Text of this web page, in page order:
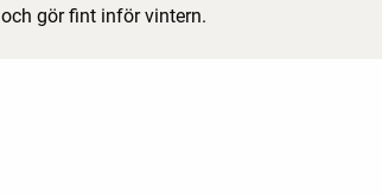
och gör fint inför vintern.